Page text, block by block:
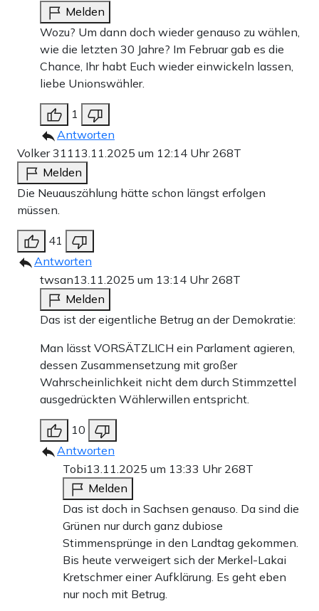
Melden
Wozu? Um dann doch wieder genauso zu wählen,
wie die letzten 30 Jahre? Im Februar gab es die
Chance, Ihr habt Euch wieder einwickeln lassen,
liebe Unionswähler.
1
Antworten
Volker 311 13.11.2025 um 12:14 Uhr 268T
Melden
Die Neuauszählung hätte schon längst erfolgen
müssen.
41
Antworten
twsan13.11.2025 um 13:14 Uhr 268T
Melden
Das ist der eigentliche Betrug an der Demokratie:
Man lässt VORSÄTZLICH ein Parlament agieren,
dessen Zusammensetzung mit großer
Wahrscheinlichkeit nicht dem durch Stimmzettel
ausgedrückten Wählerwillen entspricht.
10
Antworten
Tobi13.11.2025 um 13:33 Uhr 268T
Melden
Das ist doch in Sachsen genauso. Da sind die
Grünen nur durch ganz dubiose
Stimmensprünge in den Landtag gekommen.
Bis heute verweigert sich der Merkel-Lakai
Kretschmer einer Aufklärung. Es geht eben
nur noch mit Betrug.